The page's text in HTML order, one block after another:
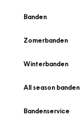
Banden
Zomerbanden
Winterbanden
All season banden
Bandenservice